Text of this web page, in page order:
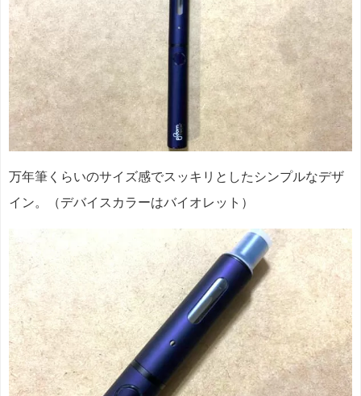
万年筆くらいのサイズ感でスッキリとしたシンプルなデザ
イン。（デバイスカラーはバイオレット）